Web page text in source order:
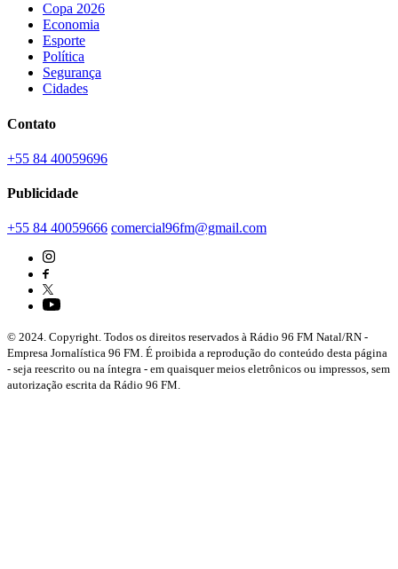
Copa 2026
Economia
Esporte
Política
Segurança
Cidades
Contato
+55 84 40059696
Publicidade
+55 84 40059666 comercial96fm@gmail.com
© 2024. Copyright. Todos os direitos reservados à Rádio 96 FM Natal/RN -
Empresa Jornalística 96 FM. É proibida a reprodução do conteúdo desta página
- seja reescrito ou na íntegra - em quaisquer meios eletrônicos ou impressos, sem
autorização escrita da Rádio 96 FM.